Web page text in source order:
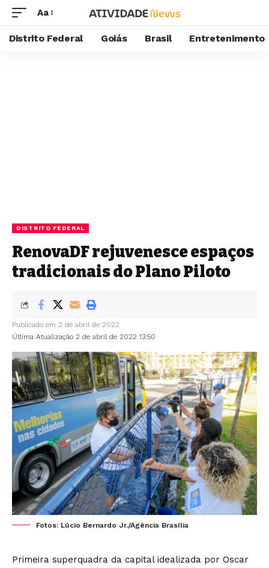
Aa
Distrito Federal Goiás Brasil Entretenimento
DISTRITO FEDERAL
RenovaDF rejuvenesce espaços
tradicionais do Plano Piloto
Última Atualização 2 de abril de 2022 13:50
Publicado em 2 de abril de 2022
Fotos: Lúcio Bernardo Jr./Agência Brasília
Primeira superquadra da capital idealizada por Oscar